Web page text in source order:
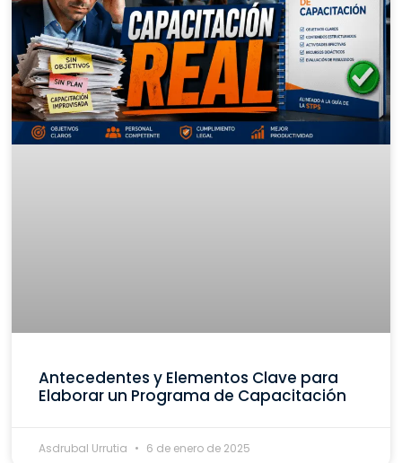
Antecedentes y Elementos Clave para
Elaborar un Programa de Capacitación
Asdrubal Urrutia 6 de enero de 2025